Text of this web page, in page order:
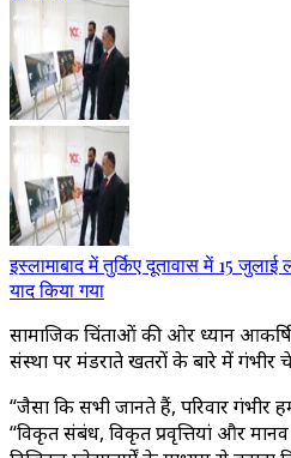
इस्लामाबाद में तुर्किए दूतावास में 15
याद किया गया
सामाजिक चिंताओं की ओर ध्यान
संस्था पर मंडराते खतरों के बारे में गंभीर
“जैसा कि सभी जानते हैं, परिवार गंभीर
“विकृत संबंध, विकृत प्रवृत्तियां और